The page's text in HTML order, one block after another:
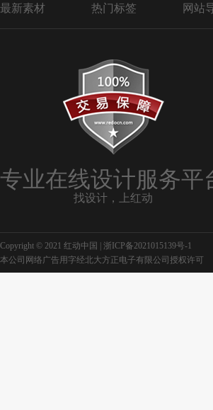
最新素材 热门标签 网站
专业在线设计服务平
找设计，上红动
Copyright © 2021 红动中国 | 浙ICP备2021015139号-1
本公司网络广告用字经北大方正电子有限公司授权许可